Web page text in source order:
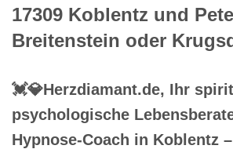
17309 Koblentz und
Breitenstein oder
💓️💎Herzdiamant.de, Ihr
psychologische
Hypnose-Coach in Koblentz